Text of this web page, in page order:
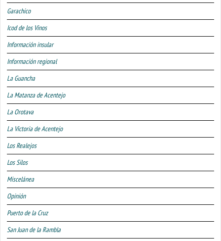
Garachico
Icod de los Vinos
Información insular
Información regional
La Guancha
La Matanza de Acentejo
La Orotava
La Victoria de Acentejo
Los Realejos
Los Silos
Miscelánea
Opinión
Puerto de la Cruz
San Juan de la Rambla